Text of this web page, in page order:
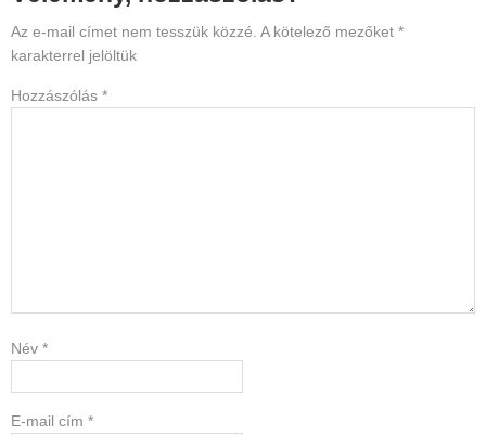
Interactions
Az e-mail címet nem tesszük közzé. A kötelező mezőket *
karakterrel jelöltük
Hozzászólás *
Név *
E-mail cím *